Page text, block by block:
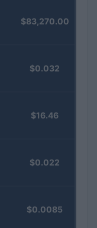
$83,270.00
$0.032
$16.46
$0.022
$0.0085